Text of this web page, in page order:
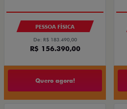
PESSOA FÍSICA
De: R$ 183.490,00
R$ 156.390,00
Quero agora!